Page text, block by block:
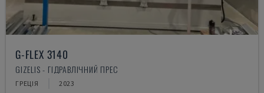
G-FLEX 3140
GIZELIS - ГІДРАВЛІЧНИЙ ПРЕС
ГРЕЦІЯ 2023